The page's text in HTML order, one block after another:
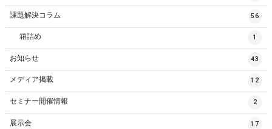
課題解決コラム 56
箱詰め 1
お知らせ 43
メディア掲載 12
セミナー開催情報 2
展示会 17